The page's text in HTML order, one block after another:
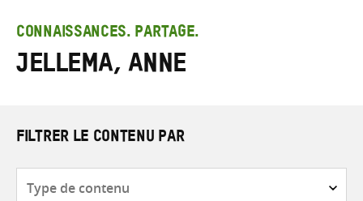
Saisir
les
termes
CONNAISSANCES. PARTAGE.
Jellema, Anne
FILTRER LE CONTENU PAR